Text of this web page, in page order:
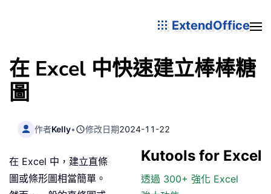
ExtendOffice
在 Excel 中快速建立棒棒糖
圖
作者Kelly• 修改日期2024-11-22
Kutools for Excel
透過 300+ 強化 Excel
在 Excel 中，建立直條
圖或條形圖相當簡單。